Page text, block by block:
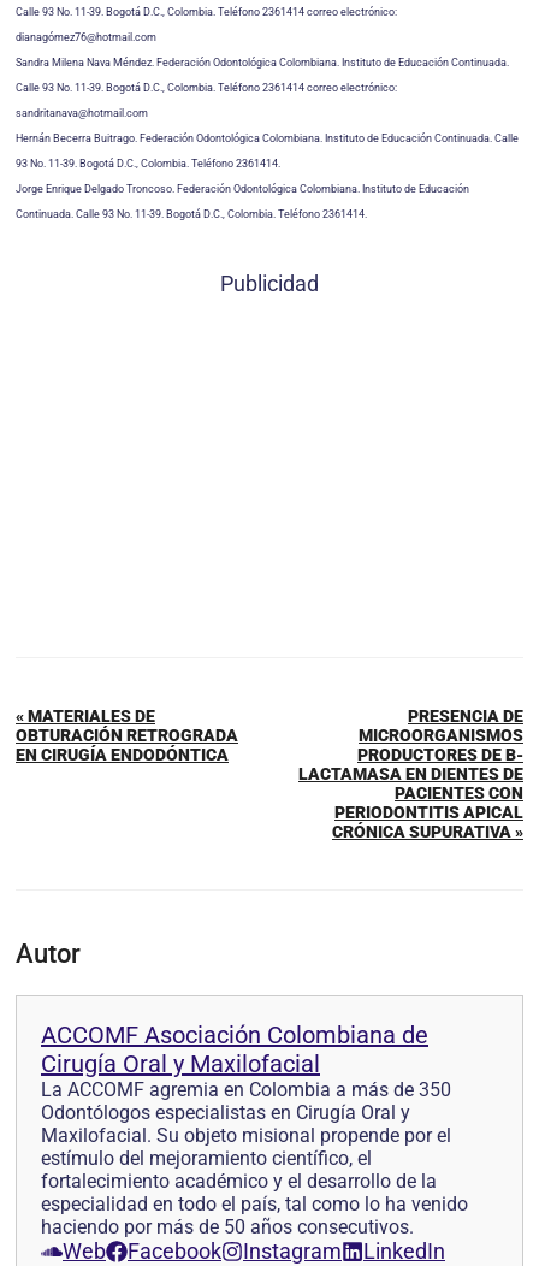
Calle 93 No. 11-39. Bogotá D.C., Colombia. Teléfono 2361414 correo electrónico:
dianagómez76@hotmail.com
Sandra Milena Nava Méndez. Federación Odontológica Colombiana. Instituto de Educación Continuada.
Calle 93 No. 11-39. Bogotá D.C., Colombia. Teléfono 2361414 correo electrónico:
sandritanava@hotmail.com
Hernán Becerra Buitrago. Federación Odontológica Colombiana. Instituto de Educación Continuada. Calle
93 No. 11-39. Bogotá D.C., Colombia. Teléfono 2361414.
Jorge Enrique Delgado Troncoso. Federación Odontológica Colombiana. Instituto de Educación
Continuada. Calle 93 No. 11-39. Bogotá D.C., Colombia. Teléfono 2361414.
Publicidad
« MATERIALES DE
OBTURACIÓN RETROGRADA
EN CIRUGÍA ENDODÓNTICA
PRESENCIA DE
MICROORGANISMOS
PRODUCTORES DE B-
LACTAMASA EN DIENTES DE
PACIENTES CON
PERIODONTITIS APICAL
CRÓNICA SUPURATIVA »
Autor
ACCOMF Asociación Colombiana de
Cirugía Oral y Maxilofacial
La ACCOMF agremia en Colombia a más de 350
Odontólogos especialistas en Cirugía Oral y
Maxilofacial. Su objeto misional propende por el
estímulo del mejoramiento científico, el
fortalecimiento académico y el desarrollo de la
especialidad en todo el país, tal como lo ha venido
haciendo por más de 50 años consecutivos.
Web Facebook Instagram LinkedIn